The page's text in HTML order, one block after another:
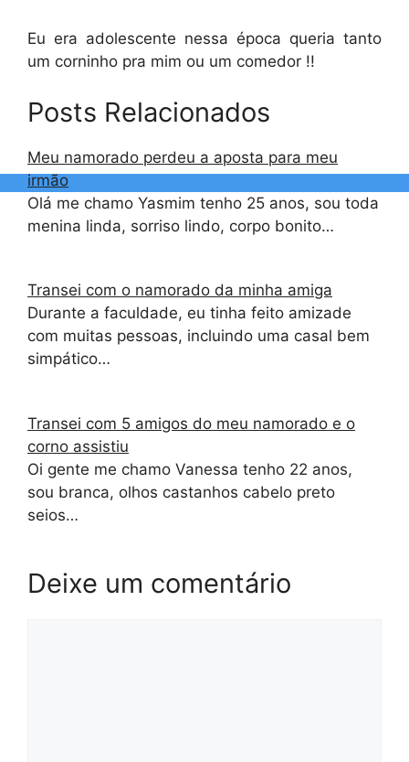
Eu era adolescente nessa época queria tanto
um corninho pra mim ou um comedor !!
Posts Relacionados
Meu namorado perdeu a aposta para meu
irmão
Olá me chamo Yasmim tenho 25 anos, sou toda
menina linda, sorriso lindo, corpo bonito…
Transei com o namorado da minha amiga
Durante a faculdade, eu tinha feito amizade
com muitas pessoas, incluindo uma casal bem
simpático…
Transei com 5 amigos do meu namorado e o
corno assistiu
Oi gente me chamo Vanessa tenho 22 anos,
sou branca, olhos castanhos cabelo preto
seios…
Deixe um comentário